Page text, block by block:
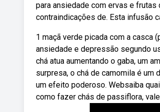
para ansiedade com ervas e
contraindicações de. Esta infusão
1 maçã verde picada com a casca
ansiedade e depressão segundo
chá atua aumentando o gaba, um
surpresa, o chá de camomila é um
um efeito poderoso. Websaiba
como fazer chás de passiflora,